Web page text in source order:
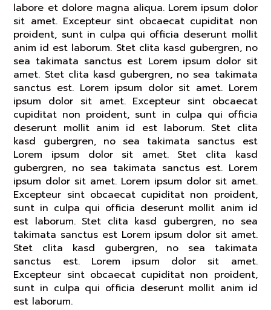
labore et dolore magna aliqua. Lorem ipsum dolor
sit amet. Excepteur sint obcaecat cupiditat non
proident, sunt in culpa qui officia deserunt mollit
anim id est laborum. Stet clita kasd gubergren, no
sea takimata sanctus est Lorem ipsum dolor sit
amet. Stet clita kasd gubergren, no sea takimata
sanctus est. Lorem ipsum dolor sit amet. Lorem
ipsum dolor sit amet. Excepteur sint obcaecat
cupiditat non proident, sunt in culpa qui officia
deserunt mollit anim id est laborum. Stet clita
kasd gubergren, no sea takimata sanctus est
Lorem ipsum dolor sit amet. Stet clita kasd
gubergren, no sea takimata sanctus est. Lorem
ipsum dolor sit amet. Lorem ipsum dolor sit amet.
Excepteur sint obcaecat cupiditat non proident,
sunt in culpa qui officia deserunt mollit anim id
est laborum. Stet clita kasd gubergren, no sea
takimata sanctus est Lorem ipsum dolor sit amet.
Stet clita kasd gubergren, no sea takimata
sanctus est. Lorem ipsum dolor sit amet.
Excepteur sint obcaecat cupiditat non proident,
sunt in culpa qui officia deserunt mollit anim id
est laborum.